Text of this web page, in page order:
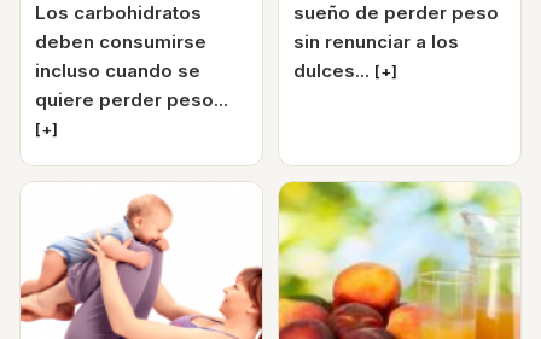
Los carbohidratos
deben consumirse
incluso cuando se
quiere perder peso...
[+]
sueño de perder peso
sin renunciar a los
dulces... [+]